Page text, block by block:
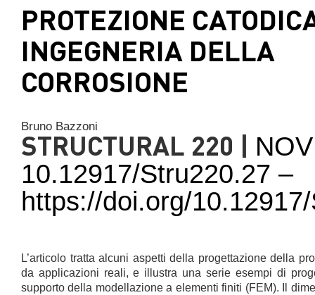
PROTEZIONE
INGEGNERIA DELLA
CORROSIONE
Bruno Bazzoni
STRUCTURAL 220 |
10.12917/Stru220.27 –
https://doi.org/
L’articolo tratta alcuni aspetti della progettazione della
da applicazioni reali, e illustra una serie esempi di
supporto della modellazione a elementi finiti (FEM). Il